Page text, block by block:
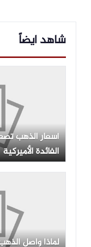
شاهد ايضاً
أسعار الذهب
الفائدة الأميركية
لماذا واصل